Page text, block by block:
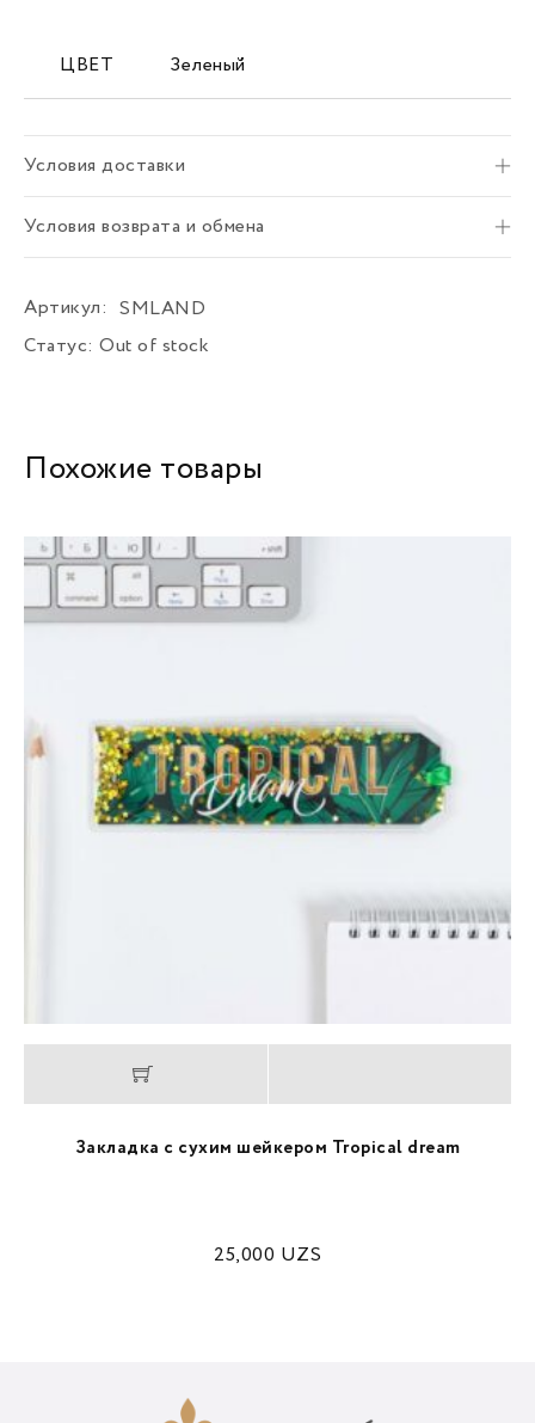
ЦВЕТ Зеленый
Условия доставки
Условия возврата и обмена
Артикул:
SMLAND
Статус: Out of stock
Похожие товары
Закладка с сухим шейкером Tropical dream
25,000 UZS